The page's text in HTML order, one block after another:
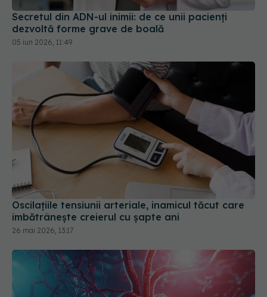
Secretul din ADN-ul inimii: de ce unii pacienți
dezvoltă forme grave de boală
05 iun 2026, 11:49
Oscilațiile tensiunii arteriale, inamicul tăcut care
îmbătrânește creierul cu șapte ani
26 mai 2026, 13:17